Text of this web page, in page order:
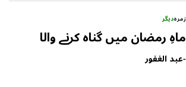
زمرہدیگر
ماہِ رمضان میں گناہ کرنے والا
-عبد الغفور